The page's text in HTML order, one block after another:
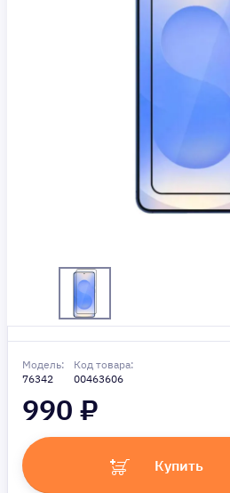
Модель:
76342
Код товара:
00463606
990 ₽
Купить